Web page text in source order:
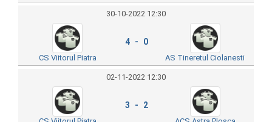
30-10-2022 12:30
CS Viitorul Piatra
4 - 0
AS Tineretul Ciolanesti
02-11-2022 12:30
3 - 2